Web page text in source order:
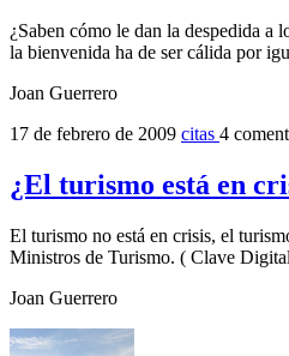
¿Saben cómo le dan la despedida a
la bienvenida ha de ser cálida por
Joan Guerrero
17 de febrero de 2009 citas 4
¿El turismo está en
El turismo no está en crisis, el
Ministros de Turismo. ( Clave
Joan Guerrero